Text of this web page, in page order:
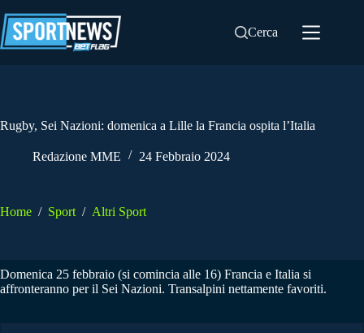
al
contenuto
Cerca
Rugby, Sei Nazioni: domenica a Lille la Francia ospita l’Italia
Redazione MME 24 Febbraio 2024
Home / Sport / Altri Sport
Domenica 25 febbraio (si comincia alle 16) Francia e Italia si
affronteranno per il Sei Nazioni. Transalpini nettamente favoriti.